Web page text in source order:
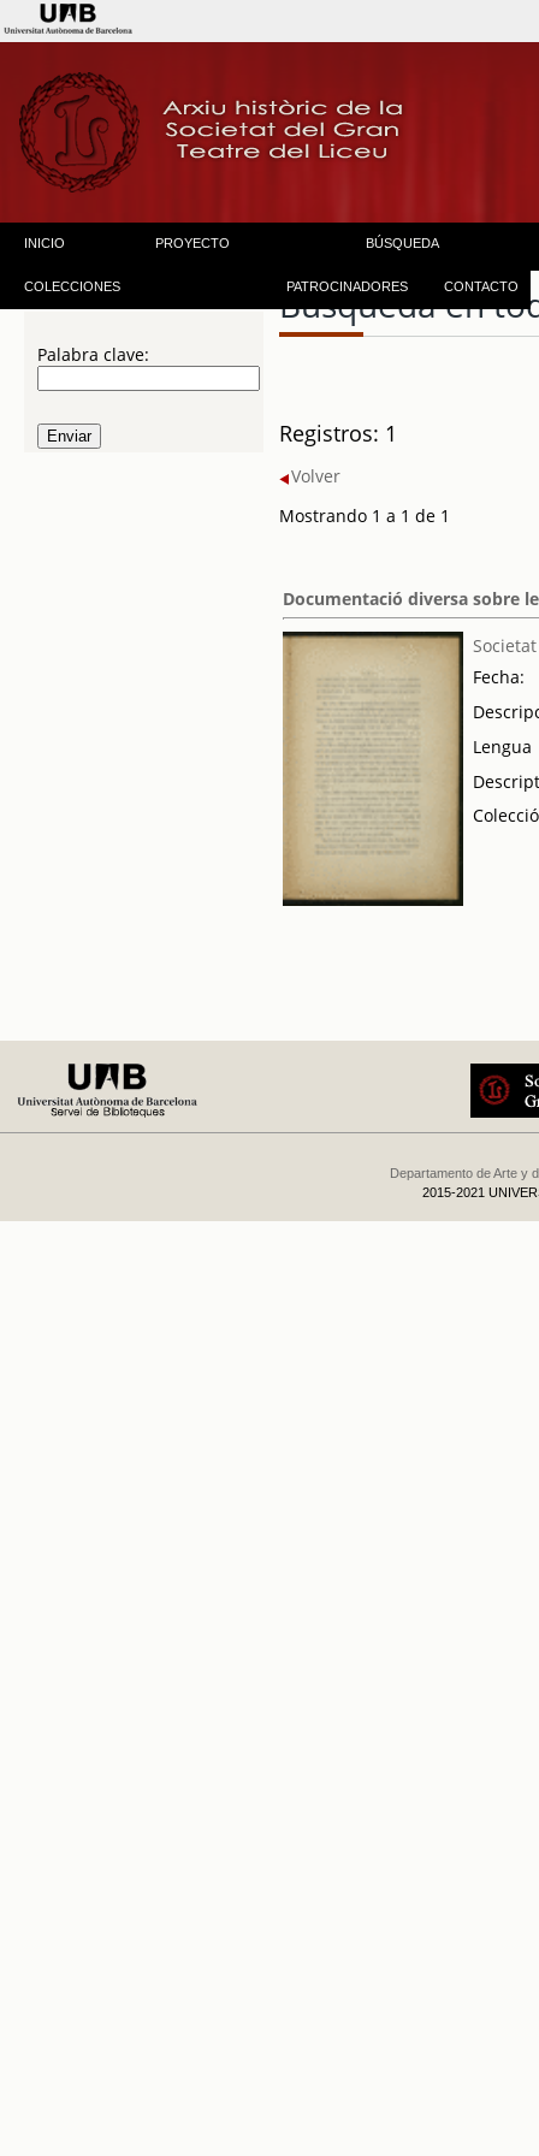
INICIO PROYECTO BÚSQUEDA
COLECCIONES PATROCINADORES CONTACTO
Palabra clave:
Búsqueda en
Registros: 1
Volver
Mostrando 1 a 1 de 1
Documentació diversa sobre
Fecha:
Lengua
Departamento de Arte y
2015-2021